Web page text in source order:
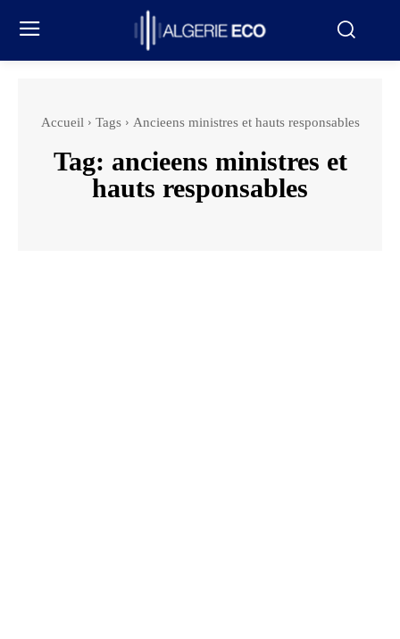
Accueil Tags Ancieens ministres et hauts responsables
Tag: ancieens ministres et
hauts responsables